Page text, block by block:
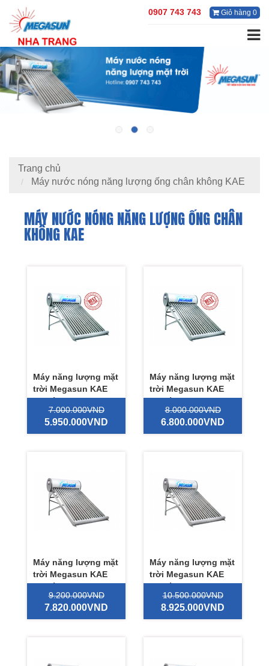
0907 743 743 Giỏ hàng 0
Trang chủ
Máy nước nóng năng lượng ống chân không KAE
MÁY NƯỚC NÓNG NĂNG LƯỢNG ỐNG CHÂN
KHÔNG KAE
Máy năng lượng mặt
trời Megasun KAE
120 lít
7.000.000VND
5.950.000VND
Máy năng lượng mặt
trời Megasun KAE
150 lít
8.000.000VND
6.800.000VND
Máy năng lượng mặt
trời Megasun KAE
180 lít
9.200.000VND
7.820.000VND
Máy năng lượng mặt
trời Megasun KAE
200 lít
10.500.000VND
8.925.000VND